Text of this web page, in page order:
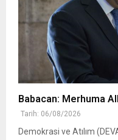
Babacan: Merhuma
Tarih: 06/08/2026
Demokrasi ve Atılım